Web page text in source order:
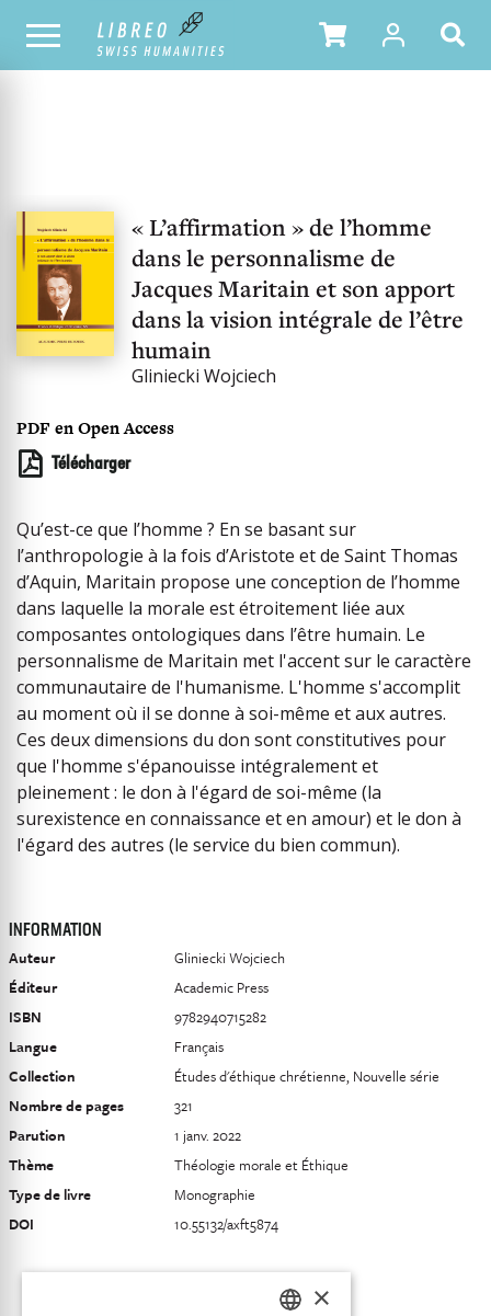
NOTRE CATALOGUE
« L’affirmation » de l’homme
dans le personnalisme de
Jacques Maritain et son apport
dans la vision intégrale de l’être
humain
Gliniecki Wojciech
PDF en Open Access
Télécharger
Qu’est-ce que l’homme ? En se basant sur
l’anthropologie à la fois d’Aristote et de Saint Thomas
d’Aquin, Maritain propose une conception de l’homme
dans laquelle la morale est étroitement liée aux
composantes ontologiques dans l’être humain. Le
personnalisme de Maritain met l'accent sur le caractère
communautaire de l'humanisme. L'homme s'accomplit
au moment où il se donne à soi-même et aux autres.
Ces deux dimensions du don sont constitutives pour
que l'homme s'épanouisse intégralement et
pleinement : le don à l'égard de soi-même (la
surexistence en connaissance et en amour) et le don à
l'égard des autres (le service du bien commun).
INFORMATION
Auteur
Gliniecki Wojciech
Éditeur
Academic Press
ISBN
9782940715282
Langue
Français
Collection
Études d'éthique chrétienne, Nouvelle série
Nombre de pages
321
Parution
1 janv. 2022
Thème
Théologie morale et Éthique
Type de livre
Monographie
DOI
10.55132/axft5874
×